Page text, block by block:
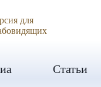
для
Статьи